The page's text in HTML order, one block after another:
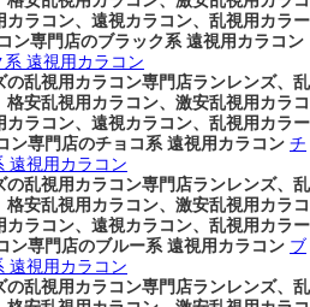
ラコン、遠視カラコン、乱視用カラー
ン専門店のブラック系 遠視用カラコン
系 遠視用カラコン
乱視用カラコン専門店ランレンズ、乱
安乱視用カラコン、激安乱視用カラコ
ラコン、遠視カラコン、乱視用カラー
ン専門店のチョコ系 遠視用カラコン チ
遠視用カラコン
乱視用カラコン専門店ランレンズ、乱
安乱視用カラコン、激安乱視用カラコ
ラコン、遠視カラコン、乱視用カラー
ン専門店のブルー系 遠視用カラコン ブ
遠視用カラコン
乱視用カラコン専門店ランレンズ、乱